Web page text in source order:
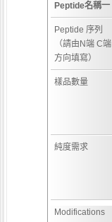
Peptide名稱一
Peptide 序列
（請由N端 C端
方向填寫）
樣品數量
純度需求
Modifications